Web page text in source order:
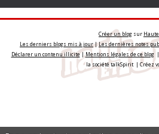
Créer un blog sur
Les derniers blogs mis à jour|Les dernières notes
Déclarer un contenu illicite|Mentions légales de ce blog|
la société talkSpirit | Créez